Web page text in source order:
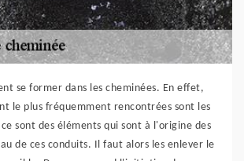
se former dans les cheminées. En effet,
le plus fréquemment rencontrées sont les
sont des éléments qui sont à l'origine des
de ces conduits. Il faut alors les enlever le